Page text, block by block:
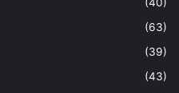
(63)
(39)
(43)